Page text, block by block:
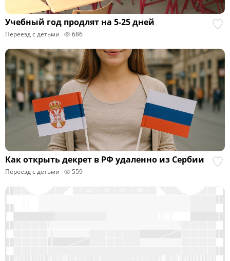
Учебный год продлят на 5-25 дней
Переезд с детьми 686
Как открыть декрет в РФ удаленно из Сербии
Переезд с детьми 559